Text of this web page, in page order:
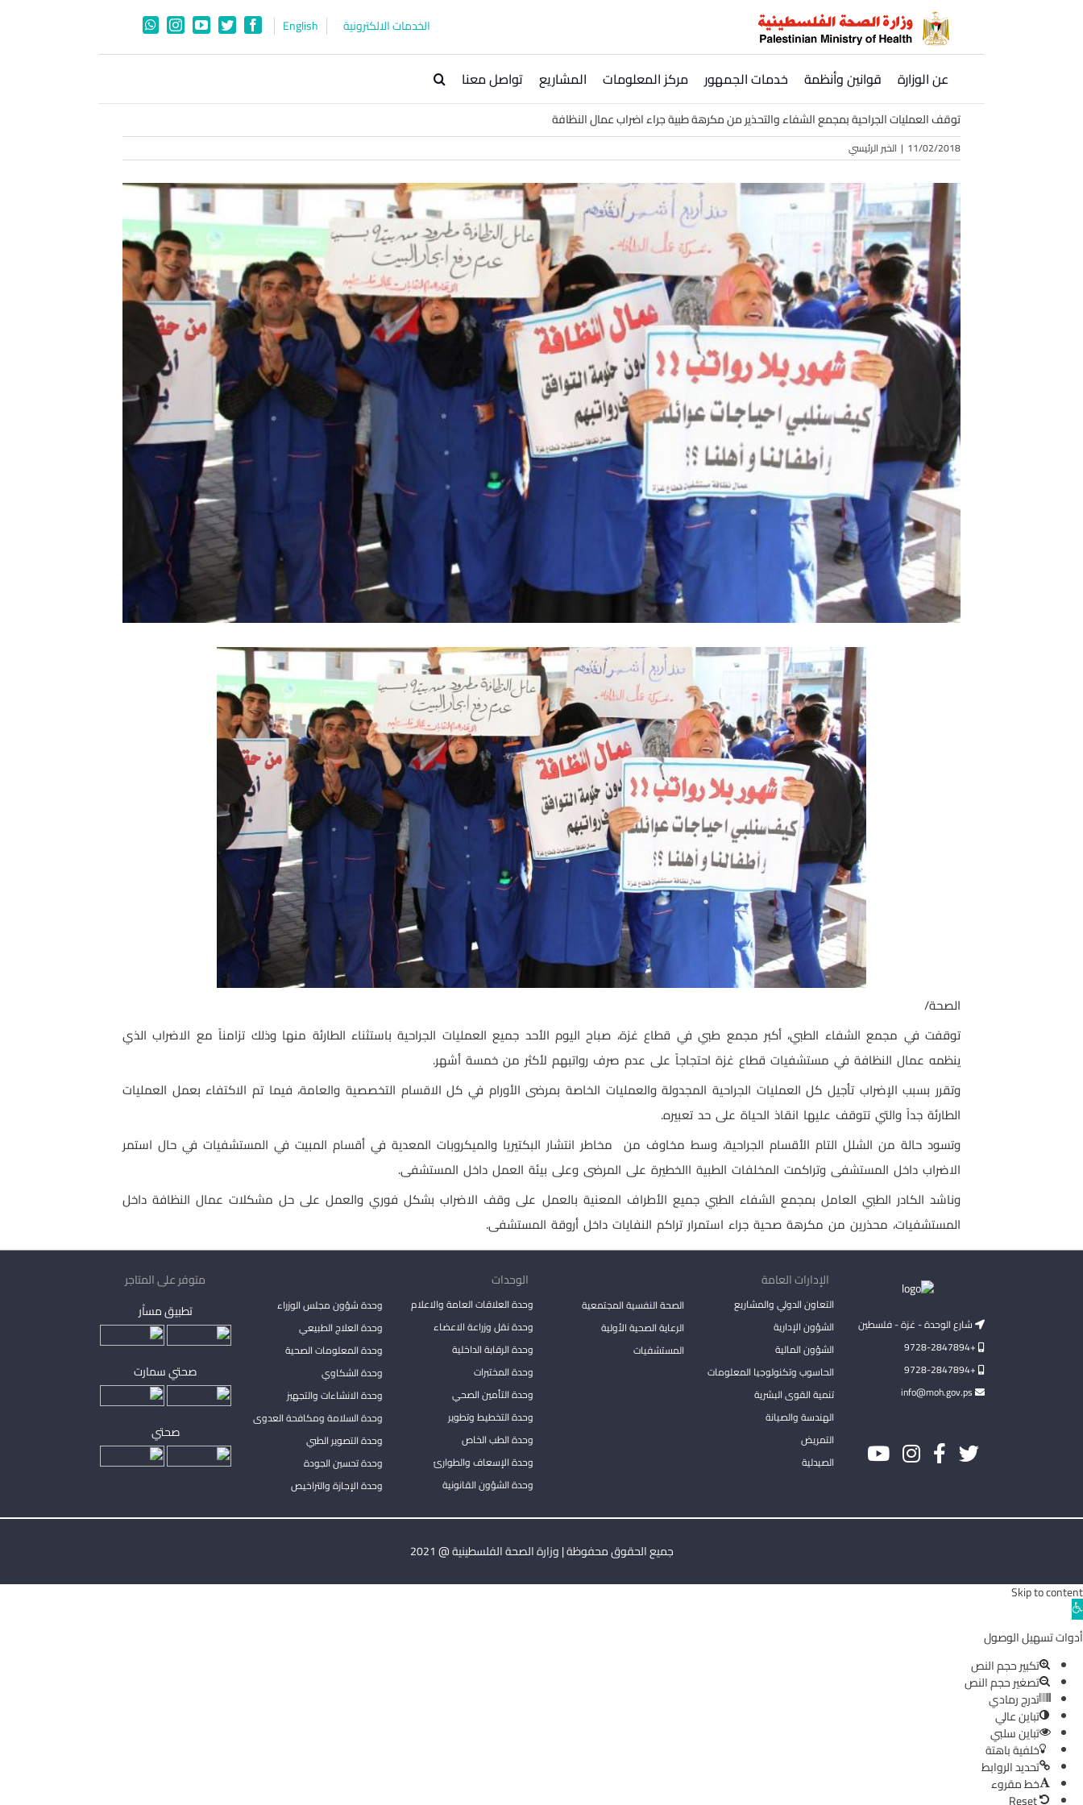
الخدمات الالكترونية English
Facebook
Twitter
YouTube
Instagram
WhatsApp
عن الوزارة قوانين وأنظمة خدمات الجمهور مركز المعلومات المشاريع تواصل معنا
توقف العمليات الجراحية بمجمع الشفاء والتحذير من مكرهة طبية جراء اضراب عمال النظافة
11/02/2018
| الخبر الرئيسي
الصحة/
توقفت في مجمع الشفاء الطبي، أكبر مجمع طبي في قطاع غزة، صباح اليوم الأحد جميع العمليات الجراحية باستثناء الطارئة منها وذلك تزامناً مع الاضراب الذي
ينظمه عمال النظافة في مستشفيات قطاع غزة احتجاجاً على عدم صرف رواتبهم لأكثر من خمسة أشهر.
وتقرر بسبب الإضراب تأجيل كل العمليات الجراحية المجدولة والعمليات الخاصة بمرضى الأورام في كل الاقسام التخصصية والعامة، فيما تم الاكتفاء بعمل العمليات
الطارئة جداً والتي تتوقف عليها انقاذ الحياة على حد تعبيره.
وتسود حالة من الشلل التام الأقسام الجراحية، وسط مخاوف من مخاطر انتشار البكتيريا والميكروبات المعدية في أقسام المبيت في المستشفيات في حال استمر
الاضراب داخل المستشفى وتراكمت المخلفات الطبية االخطيرة على المرضى وعلى بيئة العمل داخل المستشفى.
وناشد الكادر الطبي العامل بمجمع الشفاء الطبي جميع الأطراف المعنية بالعمل على وقف الاضراب بشكل فوري والعمل على حل مشكلات عمال النظافة داخل
المستشفيات، محذرين من مكرهة صحية جراء استمرار تراكم النفايات داخل أروقة المستشفى.
شارع الوحدة - غزة - فلسطين
+9728-2847894
+9728-2847894
الإدارات العامة
التعاون الدولي والمشاريع
الشؤون الإدارية
الشؤون المالية
الحاسوب وتكنولوجيا المعلومات
تنمية القوى البشرية
الهندسة والصيانة
التمريض
الصيدلية
الصحة النفسية المجتمعية
الرعاية الصحية الأولية
المستشفيات
الوحدات
وحدة العلاقات العامة والاعلام
وحدة نقل وزراعة الاعضاء
وحدة الرقابة الداخلية
وحدة المختبرات
وحدة التأمين الصحي
وحدة التخطيط وتطوير
وحدة الطب الخاص
وحدة الإسعاف والطوارئ
وحدة الشؤون القانونية
وحدة شؤون مجلس الوزراء
وحدة العلاج الطبيعي
وحدة المعلومات الصحية
وحدة الشكاوي
وحدة الانشاءات والتجهيز
وحدة السلامة ومكافحة العدوى
وحدة التصوير الطبي
وحدة تحسين الجودة
وحدة الإجازة والتراخيص
متوفر على المتاجر
تطبيق مساْر
صحتي سمارت
صحتي
جميع الحقوق محفوظة | وزارة الصحة الفلسطينية @ 2021
Skip to content
Open
toolbar
أدوات تسهيل الوصول
تكبير حجم النص
تصغير حجم النص
تدرج رمادي
تباين عالي
تباين سلبي
خلفية باهتة
تحديد الروابط
خط مقروء
Reset